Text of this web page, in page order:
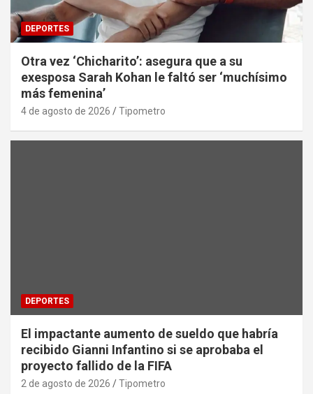
DEPORTES
Otra vez ‘Chicharito’: asegura que a su
exesposa Sarah Kohan le faltó ser ‘muchísimo
más femenina’
4 de agosto de 2026 Tipometro
DEPORTES
El impactante aumento de sueldo que habría
recibido Gianni Infantino si se aprobaba el
proyecto fallido de la FIFA
2 de agosto de 2026 Tipometro